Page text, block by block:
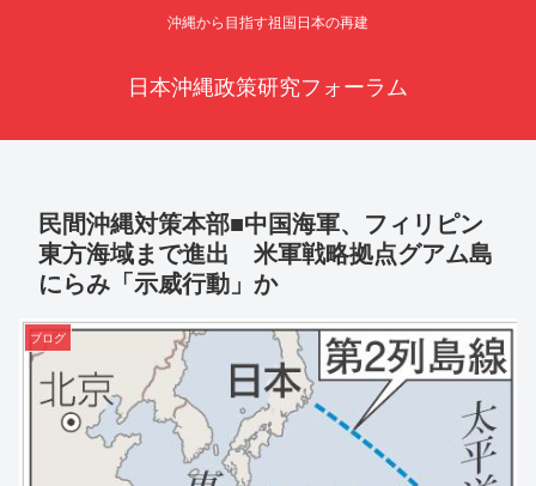
沖縄から目指す祖国日本の再建
日本沖縄政策研究フォーラム
民間沖縄対策本部■中国海軍、フィリピン
東方海域まで進出 米軍戦略拠点グアム島
にらみ「示威行動」か
ブログ